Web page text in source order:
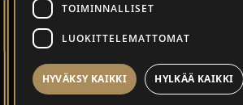
TOIMINNALLISET
LUOKITTELEMATTOMAT
HYVÄKSY KAIKKI HYLKÄÄ KAIKKI